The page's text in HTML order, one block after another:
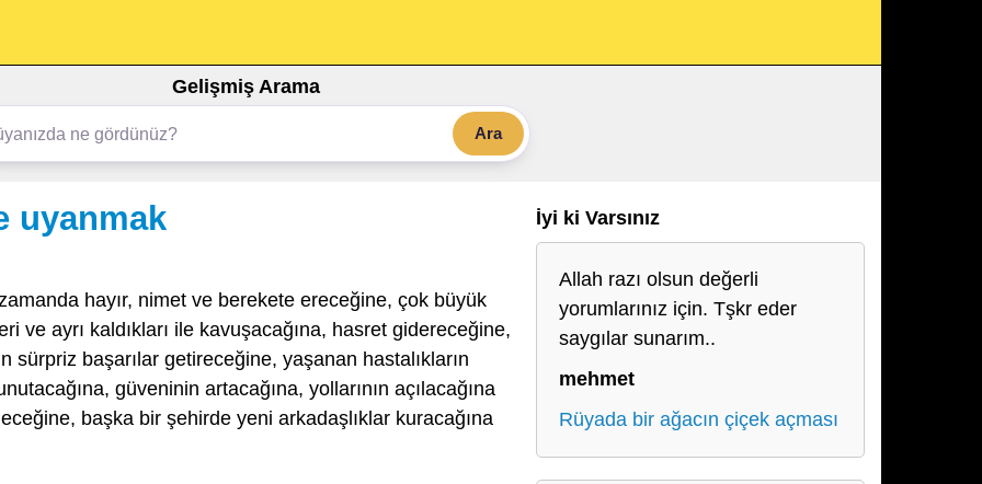
Gelişmiş Arama
Ara
uyanmak
hayır, nimet ve berekete ereceğine, çok büyük
ve ayrı kaldıkları ile kavuşacağına, hasret gidereceğine,
sürpriz başarılar getireceğine, yaşanan hastalıkların
güveninin artacağına, yollarının açılacağına
başka bir şehirde yeni arkadaşlıklar kuracağına
İyi ki Varsınız
Allah razı olsun değerli
yorumlarınız için. Tşkr eder
saygılar sunarım..
mehmet
Rüyada bir ağacın çiçek açması